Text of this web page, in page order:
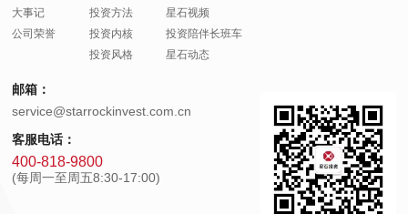
大事记
公司荣誉
投资方法
投资内核
投资风格
星石视频
投资陪伴长班车
星石动态
邮箱：
service@starrockinvest.com.cn
客服电话：
400-818-9800
(每周一至周五8:30-17:00)